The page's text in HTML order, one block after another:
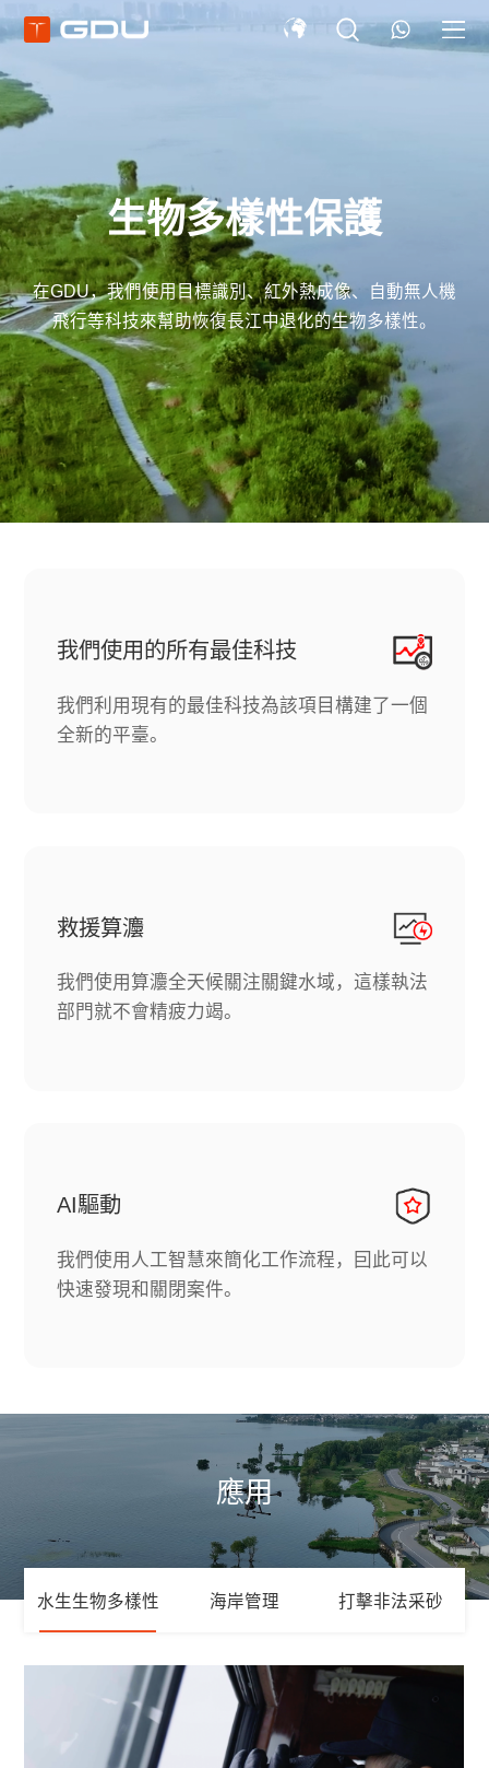
生物多樣性保護
在GDU，我們使用目標識別、紅外熱成像、自動無人機
飛行等科技來幫助恢復長江中退化的生物多樣性。
生物多樣性保護
在GDU，我們使用目標識別、紅外熱成像、自動無人機
飛行等科技來幫助恢復長江中退化的生物多樣性。
生物多樣性保護
在GDU，我們使用目標識別、紅外熱成像、自動無人機
飛行等科技來幫助恢復長江中退化的生物多樣性。
我們使用的所有最佳科技
我們利用現有的最佳科技為該項目構建了一個
全新的平臺。
救援算灋
我們使用算灋全天候關注關鍵水域，這樣執法
部門就不會精疲力竭。
AI驅動
我們使用人工智慧來簡化工作流程，囙此可以
快速發現和關閉案件。
應用
水生生物多樣性 海岸管理 打擊非法采砂